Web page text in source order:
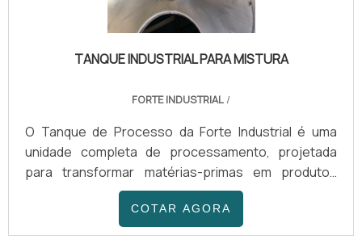
TANQUE INDUSTRIAL PARA MISTURA
FORTE INDUSTRIAL /
O Tanque de Processo da Forte Industrial é uma
unidade completa de processamento, projetada
para transformar matérias-primas em produtos
finais com máxima eficiência. Fabricados em Aço
Inox AISI 304 ou 316, com capacidades de 200 a
20.000 litros, estes equipamentos são configurados
COTAR AGORA